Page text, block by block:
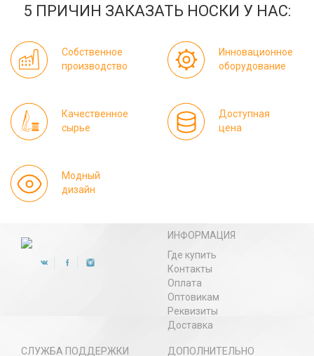
5 ПРИЧИН ЗАКАЗАТЬ НОСКИ У НАС:
Собственное
производство
Инновационное
оборудование
Качественное
сырье
Доступная
цена
Модный
дизайн
ИНФОРМАЦИЯ
Где купить
Контакты
Оплата
Оптовикам
Реквизиты
Доставка
СЛУЖБА ПОДДЕРЖКИ ДОПОЛНИТЕЛЬНО